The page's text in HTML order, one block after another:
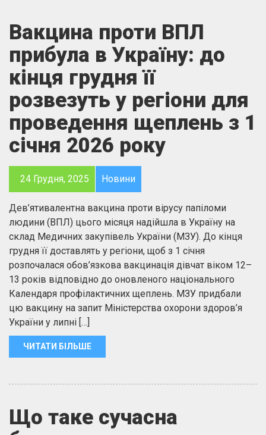
Вакцина проти ВПЛ
прибула в Україну: до
кінця грудня її
розвезуть у регіони для
проведення щеплень з 1
січня 2026 року
24 Грудня, 2025 Новини
Дев’ятивалентна вакцина проти вірусу папіломи
людини (ВПЛ) цього місяця надійшла в Україну на
склад Медичних закупівель України (МЗУ). До кінця
грудня її доставлять у регіони, щоб з 1 січня
розпочалася обов’язкова вакцинація дівчат віком 12–
13 років відповідно до оновленого національного
Календаря профілактичних щеплень. МЗУ придбали
цю вакцину на запит Міністерства охорони здоров’я
України у липні […]
ЧИТАТИ БІЛЬШЕ
Що таке сучасна